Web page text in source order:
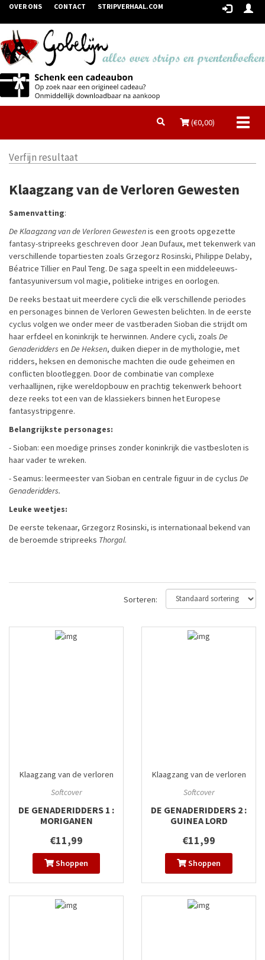
OVER ONS CONTACT STRIPVERHAAL.COM
(€0,00)
Verfijn resultaat
Klaagzang van de Verloren Gewesten
Samenvatting:
De Klaagzang van de Verloren Gewestenis een groots opgezette
fantasy-stripreeks geschreven door Jean Dufaux, met tekenwerk van
verschillende topartiesten zoals Grzegorz Rosinski, Philippe Delaby,
Béatrice Tillier en Paul Teng. De saga speelt in een middeleeuws-
fantasyuniversum vol magie, politieke intriges en oorlogen.
De reeks bestaat uit meerdere cycli die elk verschillende periodes
en personages binnen de Verloren Gewesten belichten. In de eerste
cyclus volgen we onder meer de vastberaden Sioban die strijdt om
haar erfdeel en koninkrijk te herwinnen. Andere cycli, zoals De
Genaderidders en De Heksen, duiken dieper in de mythologie, met
ridders, heksen en demonische machten die oude geheimen en
conflicten blootleggen. Door de combinatie van complexe
verhaallijnen, rijke wereldopbouw en prachtig tekenwerk behoort
deze reeks tot een van de klassiekers binnen het Europese
fantasystripgenre.
Belangrijkste personages:
- Sioban: een moedige prinses zonder koninkrijk die vastbesloten is
haar vader te wreken.
- Seamus: leermeester van Sioban en centrale figuur in de cyclus De
Genaderidders.
Leuke weetjes:
De eerste tekenaar, Grzegorz Rosinski, is internationaal bekend van
de beroemde stripreeks Thorgal.
Sorteren:
Klaagzang van de verloren
Softcover
DE GENADERIDDERS 1 :
MORIGANEN
€11,99
Shoppen
Klaagzang van de verloren
Softcover
DE GENADERIDDERS 2 :
GUINEA LORD
€11,99
Shoppen